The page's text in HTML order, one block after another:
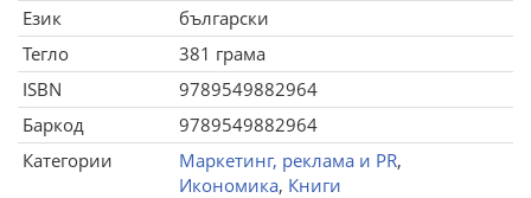
Език
български
Тегло
381 грама
ISBN
9789549882964
Баркод
9789549882964
Категории
Маркетинг, реклама и PR,
Икономика, Книги